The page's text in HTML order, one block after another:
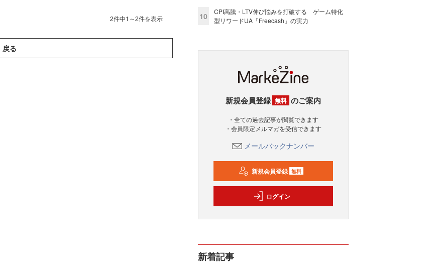
2件中1～2件を表示
戻る
10
CPI高騰・LTV伸び悩みを打破する ゲーム特化
型リワードUA「Freecash」の実力
新規会員登録 無料 のご案内
・全ての過去記事が閲覧できます
・会員限定メルマガを受信できます
メールバックナンバー
新規会員登録 無料
ログイン
新着記事